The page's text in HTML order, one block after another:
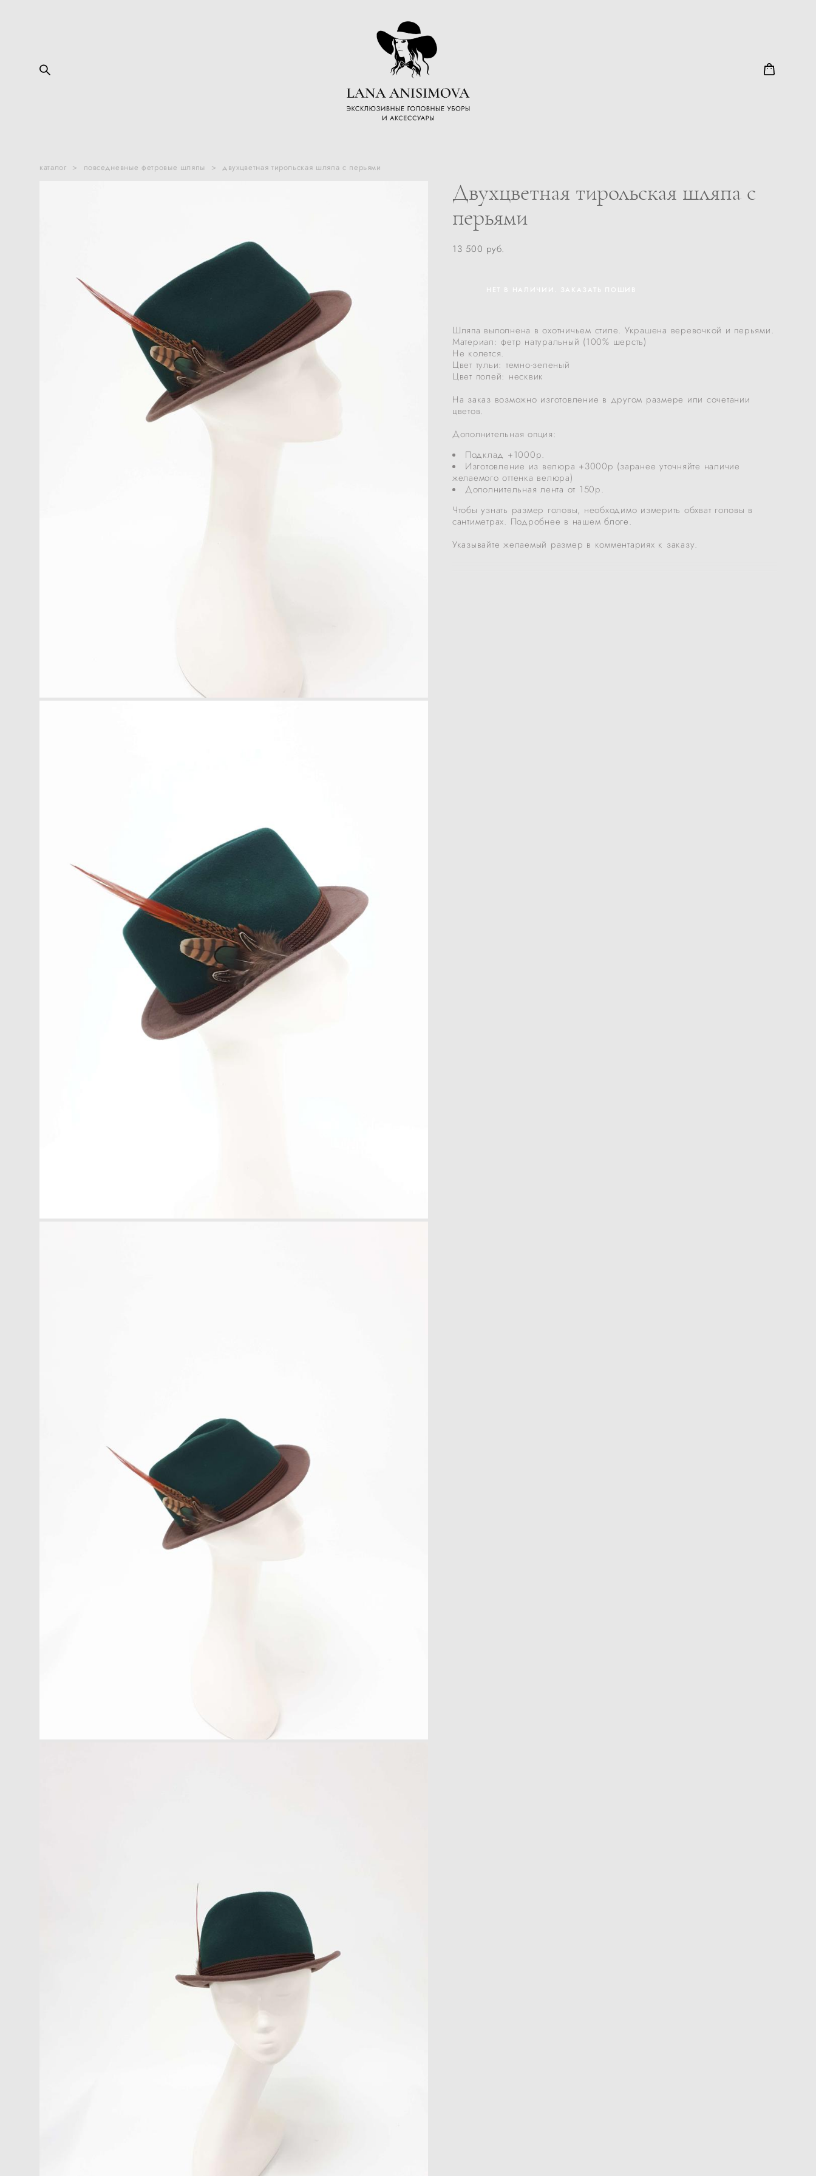
каталог > повседневные фетровые шляпы > двухцветная тирольская шляпа с перьями
Двухцветная тирольская шляпа с
перьями
13 500 pуб.
НЕТ В НАЛИЧИИ. ЗАКАЗАТЬ ПОШИВ
Шляпа выполнена в охотничьем стиле. Украшена веревочкой и перьями.
Материал: фетр натуральный (100% шерсть)
Не колется.
Цвет тульи: темно-зеленый
Цвет полей: несквик
На заказ возможно изготовление в другом размере или сочетании
цветов.
Дополнительная опция:
Подклад +1000р.
Изготовление из велюра +3000р (заранее уточняйте наличие
желаемого оттенка велюра)
Дополнительная лента от 150р.
Чтобы узнать размер головы, необходимо измерить обхват головы в
сантиметрах. Подробнее в нашемблоге.
Указывайте желаемый размер в комментариях к заказу.